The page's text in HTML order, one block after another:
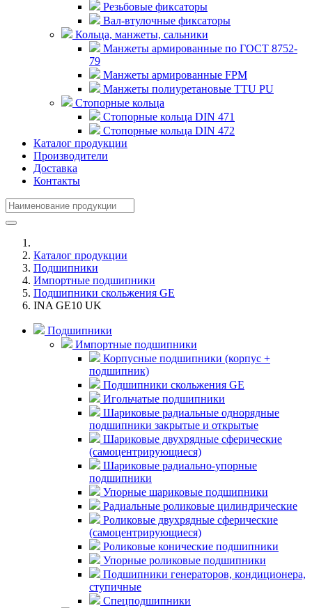
Резьбовые фиксаторы
Вал-втулочные фиксаторы
Кольца, манжеты, сальники
Манжеты армированные по ГОСТ 8752-
79
Манжеты армированные FPM
Манжеты полиуретановые TTU PU
Стопорные кольца
Стопорные кольца DIN 471
Стопорные кольца DIN 472
Каталог продукции
Производители
Доставка
Контакты
Каталог продукции
Подшипники
Импортные подшипники
Подшипники скольжения GE
INA GE10 UK
Подшипники
Импортные подшипники
Корпусные подшипники (корпус +
подшипник)
Подшипники скольжения GE
Игольчатые подшипники
Шариковые радиальные однорядные
подшипники закрытые и открытые
Шариковые двухрядные сферические
(самоцентрирующиеся)
Шариковые радиально-упорные
подшипники
Упорные шариковые подшипники
Радиальные роликовые цилиндрические
Роликовые двухрядные сферические
(самоцентрирующиеся)
Роликовые конические подшипники
Упорные роликовые подшипники
Подшипники генераторов, кондиционера,
ступичные
Спецподшипники